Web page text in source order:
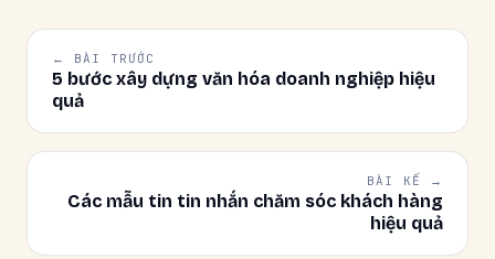
← BÀI TRƯỚC
5 bước xây dựng văn hóa doanh nghiệp hiệu
quả
BÀI KẾ →
Các mẫu tin tin nhắn chăm sóc khách hàng
hiệu quả